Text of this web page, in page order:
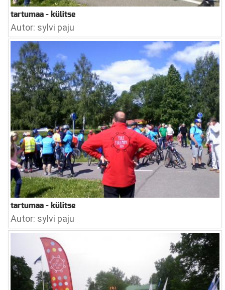
tartumaa - külitse
Autor: sylvi paju
tartumaa - külitse
Autor: sylvi paju